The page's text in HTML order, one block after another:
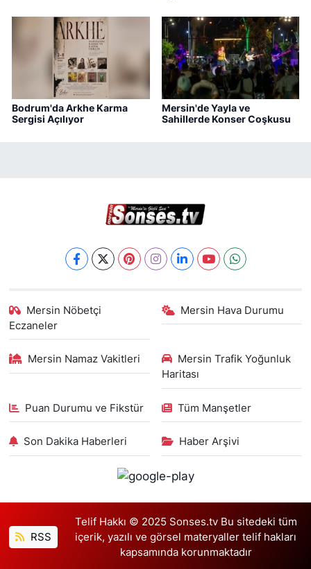
Bodrum'da Arkhe Karma
Sergisi Açılıyor
Mersin'de Yayla ve
Sahillerde Konser Coşkusu
Mersin Nöbetçi
Eczaneler
Mersin Hava Durumu
Mersin Namaz Vakitleri
Mersin Trafik Yoğunluk
Haritası
Puan Durumu ve Fikstür Tüm Manşetler
Son Dakika Haberleri Haber Arşivi
RSS
Telif Hakkı © 2025 Sonses.tv Bu sitedeki tüm
içerik, yazılı ve görsel materyaller telif hakları
kapsamında korunmaktadır